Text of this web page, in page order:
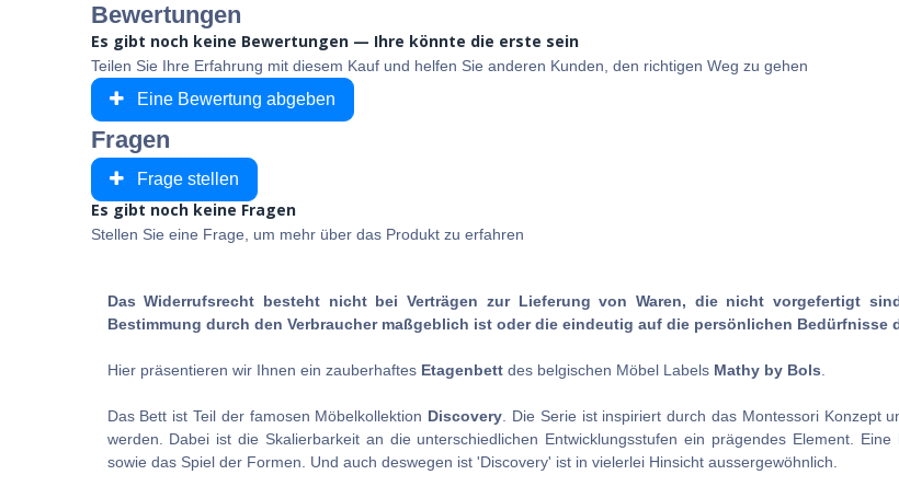
Bewertungen
Es gibt noch keine Bewertungen — Ihre könnte die erste sein
Teilen Sie Ihre Erfahrung mit diesem Kauf und helfen Sie anderen Kunden, den richtigen Weg zu gehen
Eine Bewertung abgeben
Fragen
Frage stellen
Es gibt noch keine Fragen
Stellen Sie eine Frage, um mehr über das Produkt zu erfahren
Das Widerrufsrecht besteht nicht bei Verträgen zur Lieferung von Waren, die nicht vorgefertigt
Bestimmung durch den Verbraucher maßgeblich ist oder die eindeutig auf die persönlichen Bedürfnisse
Hier präsentieren wir Ihnen ein zauberhaftes Etagenbettdes belgischen Möbel Labels Mathy by Bols.
Das Bett ist Teil der famosen Möbelkollektion Discovery. Die Serie ist inspiriert durch das Montessori Konzept
werden. Dabei ist die Skalierbarkeit an die unterschiedlichen Entwicklungsstufen ein prägendes Element.
sowie das Spiel der Formen. Und auch deswegen ist 'Discovery' ist in vielerlei Hinsicht aussergewöhnlich.